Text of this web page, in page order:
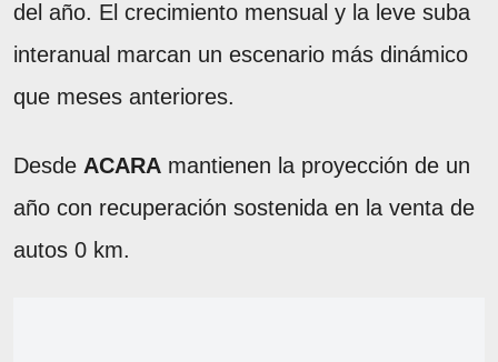
del año. El crecimiento mensual y la leve suba
interanual marcan un escenario más dinámico
que meses anteriores.
Desde ACARA mantienen la proyección de un
año con recuperación sostenida en la venta de
autos 0 km.